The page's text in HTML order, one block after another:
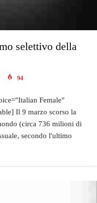
selettivo della
94
Female"
Il 9 marzo scorso la
(circa 736 milioni di
secondo l'ultimo